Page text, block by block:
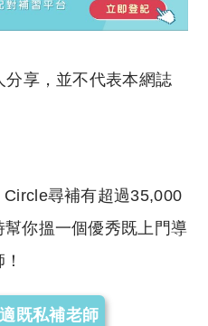
享，並不代表本網誌
尋補有超過35,000
你搵一個優秀既上門導
既私補老師